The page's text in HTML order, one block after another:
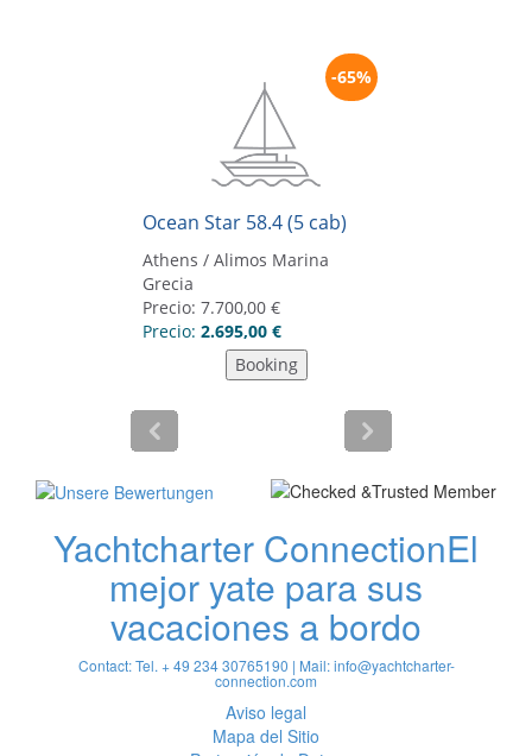
Yachtcharter ConnectionEl
mejor yate para sus
vacaciones a bordo
Contact: Tel. + 49 234 30765190 | Mail:info@yachtcharter-
connection.com
Aviso legal
Mapa del Sitio